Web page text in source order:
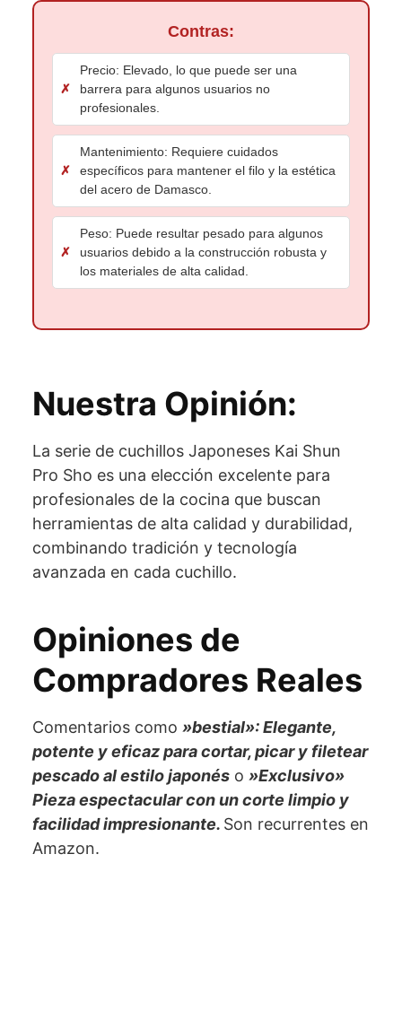
Contras:
Precio: Elevado, lo que puede ser una
barrera para algunos usuarios no
profesionales.
Mantenimiento: Requiere cuidados
específicos para mantener el filo y la estética
del acero de Damasco.
Peso: Puede resultar pesado para algunos
usuarios debido a la construcción robusta y
los materiales de alta calidad.
Nuestra Opinión:
La serie de cuchillos Japoneses Kai Shun
Pro Sho es una elección excelente para
profesionales de la cocina que buscan
herramientas de alta calidad y durabilidad,
combinando tradición y tecnología
avanzada en cada cuchillo.
Opiniones de
Compradores Reales
Comentarios como »bestial»: Elegante,
potente y eficaz para cortar, picar y filetear
pescado al estilo japonés o »Exclusivo»
Pieza espectacular con un corte limpio y
facilidad impresionante. Son recurrentes en
Amazon.